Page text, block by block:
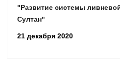
"Развитие системы
Султан"
21 декабря 2020